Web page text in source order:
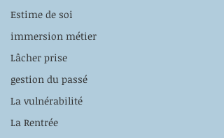
Estime de soi
immersion métier
Lâcher prise
gestion du passé
La vulnérabilité
La Rentrée